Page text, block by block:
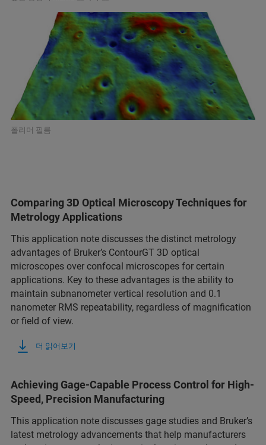
폴리머 필름
Comparing 3D Optical Microscopy Techniques for
Metrology Applications
This application note discusses the distinct metrology
advantages of Bruker’s ContourGT 3D optical
microscopes over confocal microscopes for certain
applications. Key to these advantages is the ability to
maintain subnanometer vertical resolution and 0.1
nanometer RMS repeatability, regardless of magnification
or field of view.
더 읽어보기
Achieving Gage-Capable Process Control for High-
Speed, Precision Manufacturing
This application note discusses gage studies and Bruker’s
latest metrology advancements that help manufacturers